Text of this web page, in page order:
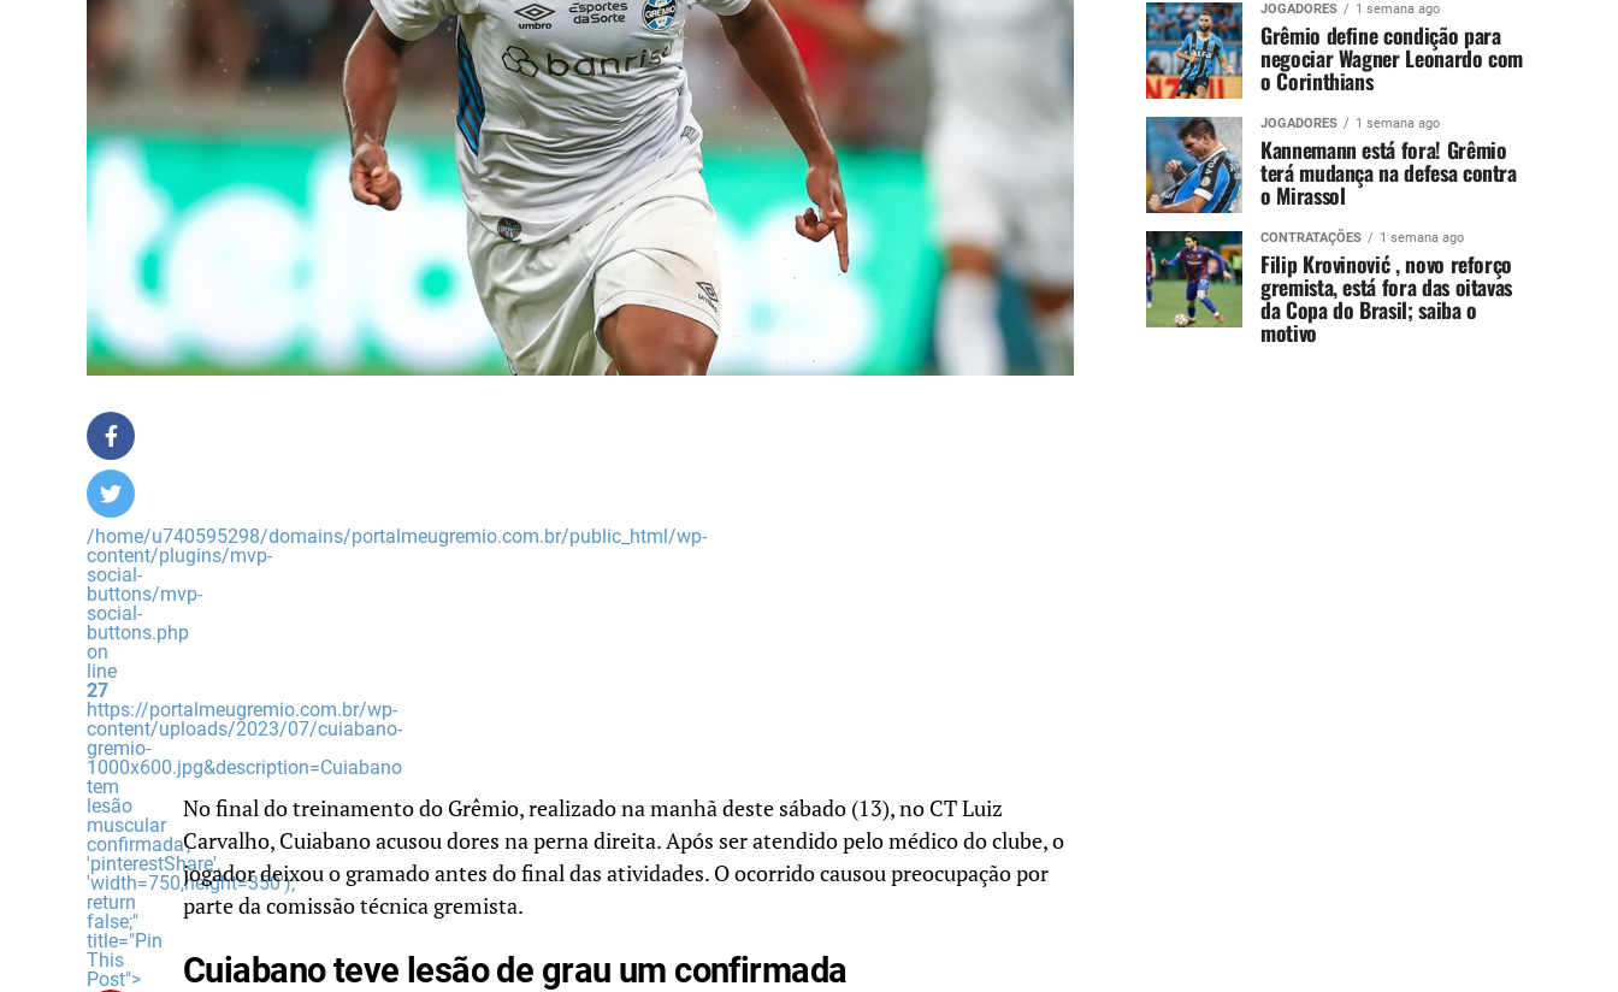
/home/u740595298/domains/portalmeugremio.com.br/public_html/wp-
content/plugins/mvp-
social-
buttons/mvp-
social-
buttons.php
on
line
27
https://portalmeugremio.com.br/wp-
content/uploads/2023/07/cuiabano-
gremio-
1000x600.jpg&description=Cuiabano
tem
lesão
muscular
confirmada',
'pinterestShare',
'width=750,height=350');
return
false;"
title="Pin
This
Post">
No final do treinamento do Grêmio, realizado na manhã deste sábado (13), no CT Luiz
Carvalho, Cuiabano acusou dores na perna direita. Após ser atendido pelo médico do clube, o
jogador deixou o gramado antes do final das atividades. O ocorrido causou preocupação por
parte da comissão técnica gremista.
Cuiabano teve lesão de grau um confirmada
JOGADORES 1 semana ago
Grêmio define condição para
negociar Wagner Leonardo com
o Corinthians
JOGADORES 1 semana ago
Kannemann está fora! Grêmio
terá mudança na defesa contra
o Mirassol
CONTRATAÇÕES 1 semana ago
Filip Krovinović , novo reforço
gremista, está fora das oitavas
da Copa do Brasil; saiba o
motivo